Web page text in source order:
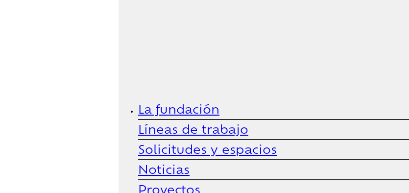
La fundación
Líneas de trabajo
Solicitudes y espacios
Noticias